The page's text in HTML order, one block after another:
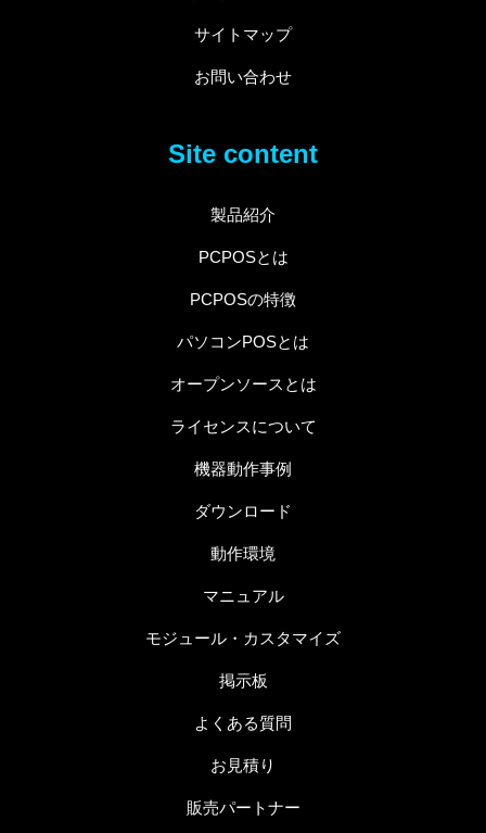
サイトマップ
お問い合わせ
Site content
製品紹介
PCPOSとは
PCPOSの特徴
パソコンPOSとは
オープンソースとは
ライセンスについて
機器動作事例
ダウンロード
動作環境
マニュアル
モジュール・カスタマイズ
掲示板
よくある質問
お見積り
販売パートナー